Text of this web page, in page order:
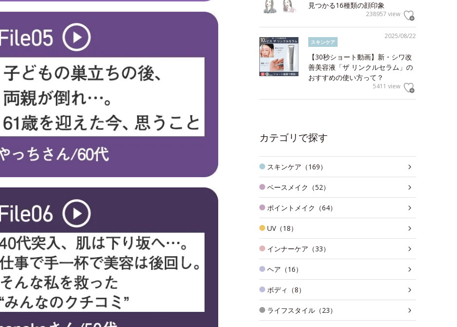
見つかる16種類の顔印象
238957 view
2025/08/22
スキンケア
【30秒ショート動画】新・シワ改
善美容液「ザ リンクルセラム」の
おすすめの使い方って？
5411 view
カテゴリで探す
スキンケア（169）
ベースメイク（52）
ポイントメイク（64）
UV（18）
インナーケア（33）
ヘア（16）
ボディ（8）
ライフスタイル（23）